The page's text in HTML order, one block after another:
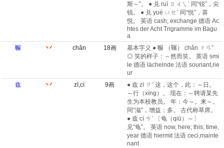
斯～”。 ● 兑 ruì ㄖㄨㄟˋ 同“锐”，尖
锐。 ● 兑 yuè ㄩㄝˋ 同“悦”，喜
悦。 英语 cash; exchange 德语 Ac
htes der Acht Trigramme im Bagu
a
冁
丷 chǎn 18画
基本字义 ● 冁 （囅） chǎn ㄔㄢˇ
◎ 笑的样子：～然而笑。 英语 smi
le 德语 lächelnde 法语 souriant,rie
ur
兹
丷 zī,cí 9画
● 兹 zī ㄗˉ 这，这个，此：～日。
～行（xíng）。 现在：～聘请某先
生为本校教员。 年：今～。来～。
同“滋”，增益；多。 古代称草席。
● 兹 cí ㄘˊ 〔龟（qiū）～〕
见“龟”。 英语 now, here; this; time,
year 德语 hiermit 法语 ceci,mainte
nant